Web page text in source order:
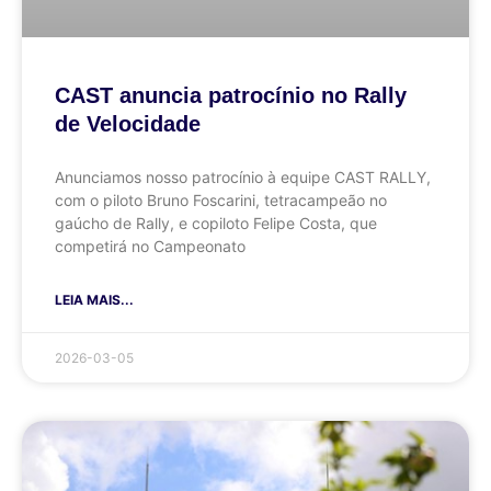
CAST anuncia patrocínio no Rally
de Velocidade
Anunciamos nosso patrocínio à equipe CAST RALLY,
com o piloto Bruno Foscarini, tetracampeão no
gaúcho de Rally, e copiloto Felipe Costa, que
competirá no Campeonato
LEIA MAIS...
2026-03-05